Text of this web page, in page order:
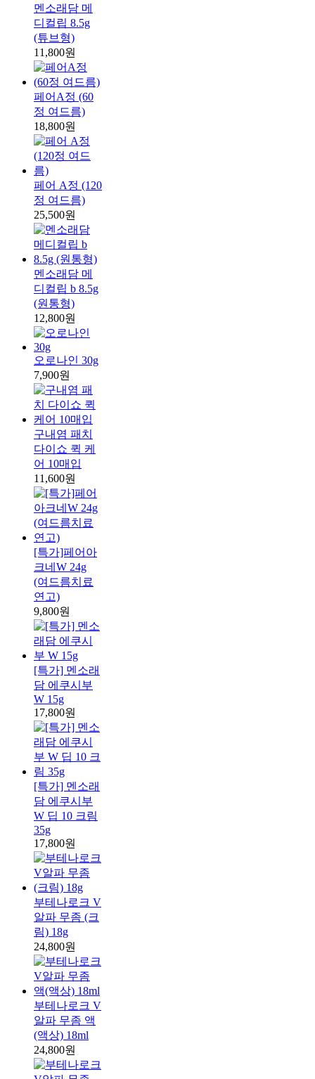
멘소래담 메
디컬립 8.5g
(튜브형)
11,800원
페어A정 (60
정 여드름)
18,800원
페어 A정 (120
정 여드름)
25,500원
멘소래담 메
디컬립 b 8.5g
(원통형)
12,800원
오로나인 30g
7,900원
구내염 패치
다이쇼 퀵 케
어 10매입
11,600원
[특가]페어아
크네W 24g
(여드름치료
연고)
9,800원
[특가] 멘소래
담 에쿠시부
W 15g
17,800원
[특가] 멘소래
담 에쿠시부
W 딥 10 크림
35g
17,800원
부테나로크 V
알파 무좀 (크
림) 18g
24,800원
부테나로크 V
알파 무좀 액
(액상) 18ml
24,800원